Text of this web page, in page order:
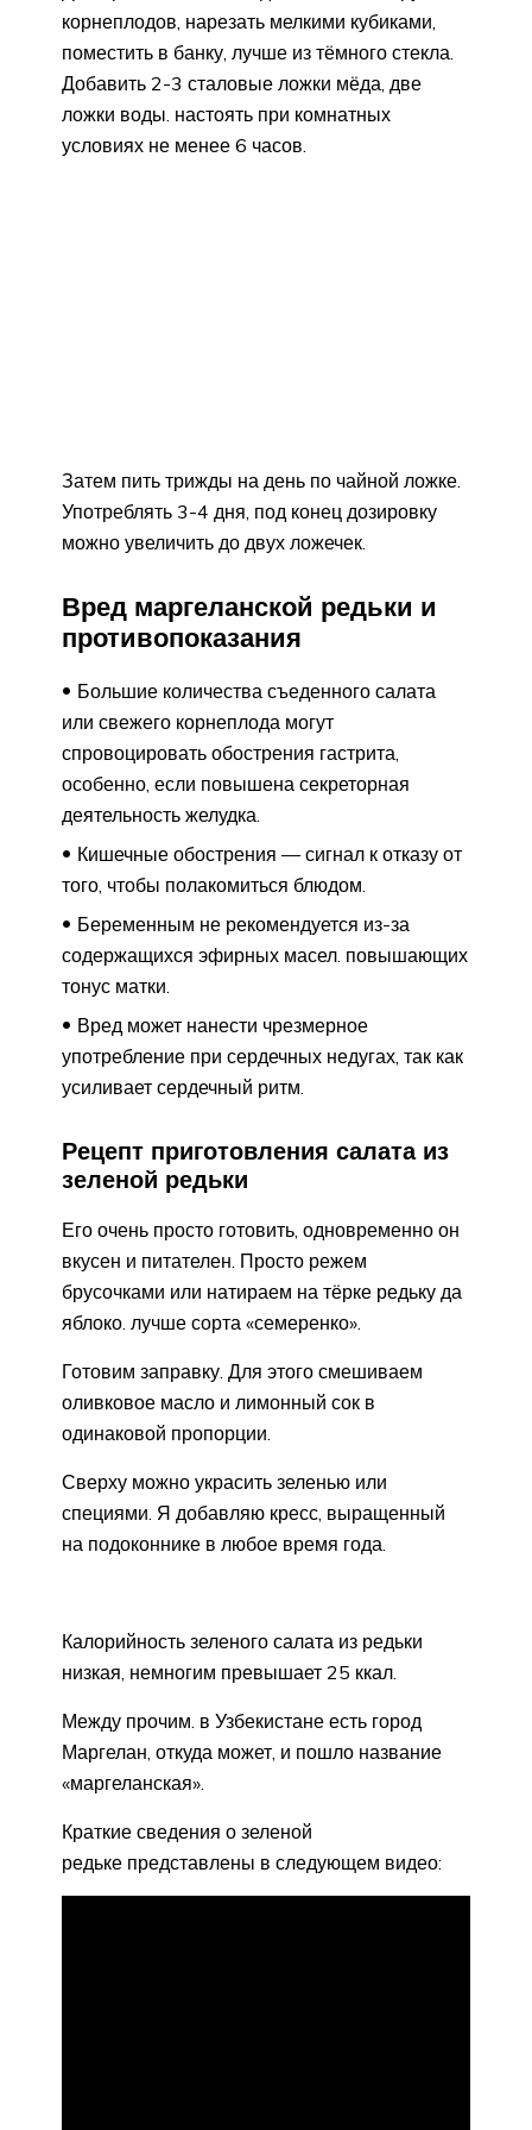
корнеплодов, нарезать мелкими кубиками,
поместить в банку, лучше из тёмного стекла.
Добавить 2-3 сталовые ложки мёда, две
ложки воды. настоять при комнатных
условиях не менее 6 часов.
Затем пить трижды на день по чайной ложке.
Употреблять 3-4 дня, под конец дозировку
можно увеличить до двух ложечек.
Вред маргеланской редьки и
противопоказания
Большие количества съеденного салата
или свежего корнеплода могут
спровоцировать обострения гастрита,
особенно, если повышена секреторная
деятельность желудка.
Кишечные обострения — сигнал к отказу от
того, чтобы полакомиться блюдом.
Беременным не рекомендуется из-за
содержащихся эфирных масел. повышающих
тонус матки.
Вред может нанести чрезмерное
употребление при сердечных недугах, так как
усиливает сердечный ритм.
Рецепт приготовления салата из
зеленой редьки
Его очень просто готовить, одновременно он
вкусен и питателен. Просто режем
брусочками или натираем на тёрке редьку да
яблоко. лучше сорта «семеренко».
Готовим заправку. Для этого смешиваем
оливковое масло и лимонный сок в
одинаковой пропорции.
Сверху можно украсить зеленью или
специями. Я добавляю кресс, выращенный
на подоконнике в любое время года.
Калорийность зеленого салата из редьки
низкая, немногим превышает 25 ккал.
Между прочим. в Узбекистане есть город
Маргелан, откуда может, и пошло название
«маргеланская».
Краткие сведения о зеленой
редьке представлены в следующем видео: